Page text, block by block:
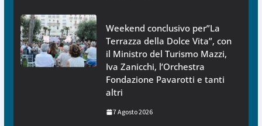
Weekend conclusivo per”La
Terrazza della Dolce Vita”, con
il Ministro del Turismo Mazzi,
Iva Zanicchi, l’Orchestra
Fondazione Pavarotti e tanti
altri
7 Agosto 2026